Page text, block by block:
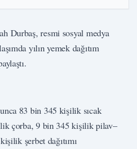
Durbaş, resmi sosyal medya
yılın yemek dağıtım
83 bin 345 kişilik sıcak
çorba, 9 bin 345 kişilik pilav–
şerbet dağıtımı